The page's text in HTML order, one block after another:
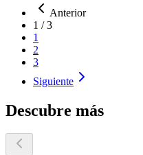
Anterior
1 /3
1
2
3
Siguiente
Descubre más